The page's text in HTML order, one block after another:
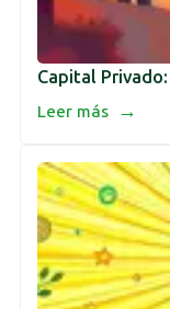
Capital
Leer más →